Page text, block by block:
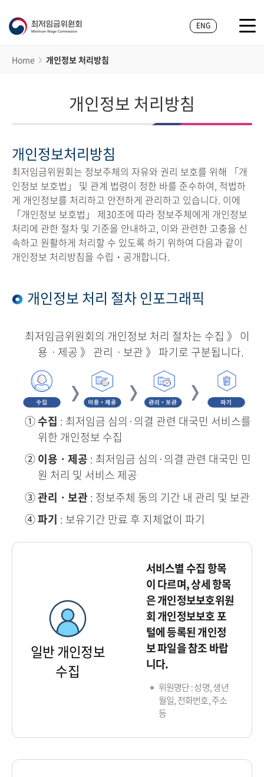
ENG
Home 개인정보 처리방침
개인정보 처리방침
개인정보처리방침
최저임금위원회는 정보주체의 자유와 권리 보호를 위해 「개
인정보 보호법」 및 관계 법령이 정한 바를 준수하여, 적법하
게 개인정보를 처리하고 안전하게 관리하고 있습니다. 이에
「개인정보 보호법」 제30조에 따라 정보주체에게 개인정보
처리에 관한 절차 및 기준을 안내하고, 이와 관련한 고충을 신
속하고 원활하게 처리할 수 있도록 하기 위하여 다음과 같이
개인정보 처리방침을 수립・공개합니다.
개인정보 처리 절차 인포그래픽
최저임금위원회의 개인정보 처리 절차는 수집 》 이
용ㆍ제공 》 관리ㆍ보관 》 파기로 구분됩니다.
①수집 : 최저임금 심의·의결 관련 대국민 서비스를
위한 개인정보 수집
② 이용ㆍ제공 : 최저임금 심의·의결 관련 대국민 민
원 처리 및 서비스 제공
③관리ㆍ보관 : 정보주체 동의 기간 내 관리 및 보관
④파기 : 보유기간 만료 후 지체없이 파기
일반 개인정보
수집
서비스별 수집 항목
이 다르며, 상세 항목
은 개인정보보호위원
회 개인정보보호 포
털에 등록된 개인정
보 파일을 참조 바랍
니다.
위원명단 : 성명, 생년
월일, 전화번호, 주소
등